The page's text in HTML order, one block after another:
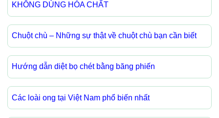
KHÔNG DÙNG HÓA CHẤT
Chuột chù – Những sự thật về chuột chù bạn cần biết
Hướng dẫn diệt bọ chét bằng băng phiến
Các loài ong tại Việt Nam phổ biến nhất